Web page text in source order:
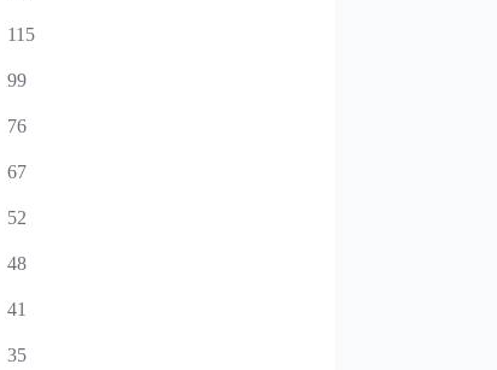
115
99
76
67
52
48
41
35